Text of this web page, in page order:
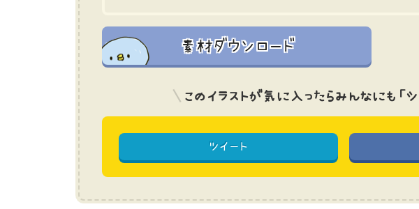
素材ダウンロード
このイラストが気に入ったらみんなにも「シ
ツイート